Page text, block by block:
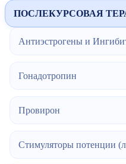
ПОСЛЕКУРСОВАЯ
Антиэстрогены и
Гонадотропин
Провирон
Стимуляторы потенции